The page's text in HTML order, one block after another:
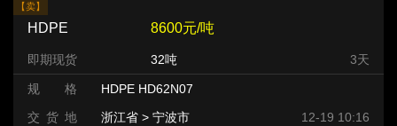
【卖】
HDPE 8600元/吨
即期现货 32吨 3天
规 格
HDPE HD62N07
交 货 地
浙江省 > 宁波市 12-19 10:16